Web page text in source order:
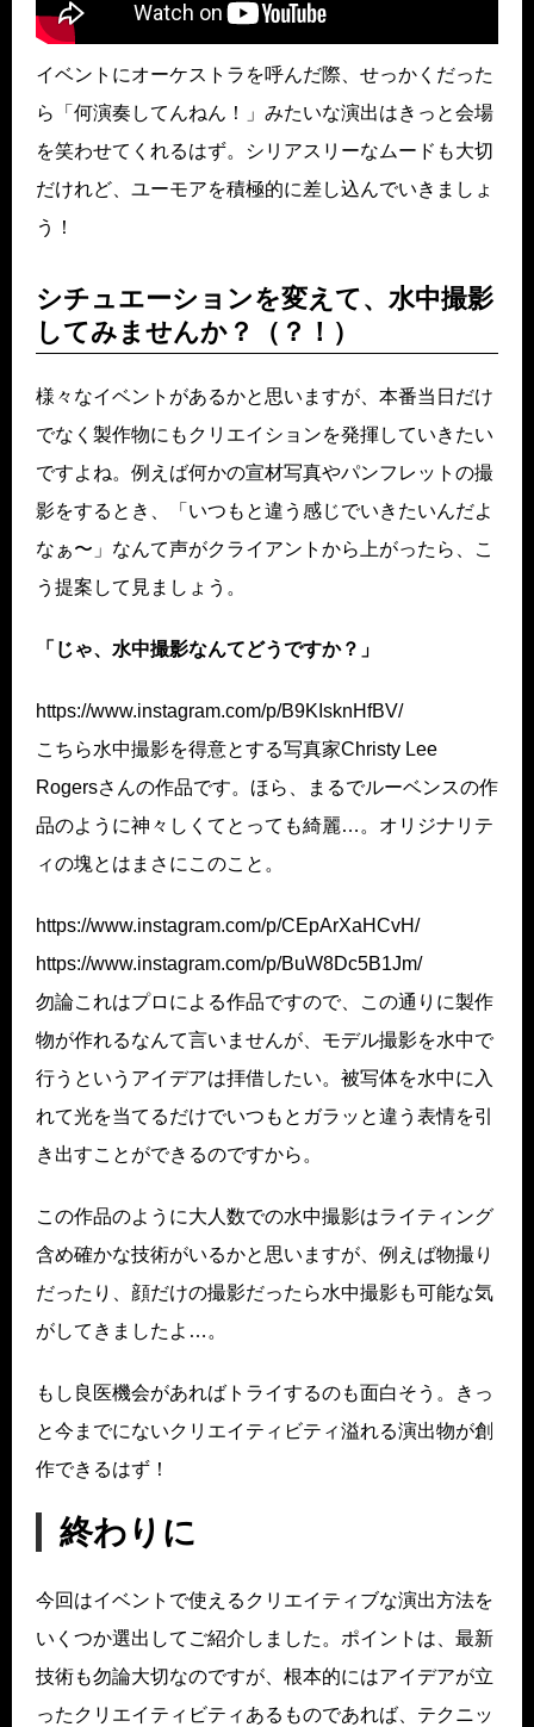
イベントにオーケストラを呼んだ際、せっかくだった
ら「何演奏してんねん！」みたいな演出はきっと会場
を笑わせてくれるはず。シリアスリーなムードも大切
だけれど、ユーモアを積極的に差し込んでいきましょ
う！
シチュエーションを変えて、水中撮影
してみませんか？（？！）
様々なイベントがあるかと思いますが、本番当日だけ
でなく製作物にもクリエイションを発揮していきたい
ですよね。例えば何かの宣材写真やパンフレットの撮
影をするとき、「いつもと違う感じでいきたいんだよ
なぁ〜」なんて声がクライアントから上がったら、こ
う提案して見ましょう。
「じゃ、水中撮影なんてどうですか？」
https://www.instagram.com/p/B9KIsknHfBV/
こちら水中撮影を得意とする写真家Christy Lee
Rogersさんの作品です。ほら、まるでルーベンスの作
品のように神々しくてとっても綺麗…。オリジナリテ
ィの塊とはまさにこのこと。
https://www.instagram.com/p/CEpArXaHCvH/
https://www.instagram.com/p/BuW8Dc5B1Jm/
勿論これはプロによる作品ですので、この通りに製作
物が作れるなんて言いませんが、モデル撮影を水中で
行うというアイデアは拝借したい。被写体を水中に入
れて光を当てるだけでいつもとガラッと違う表情を引
き出すことができるのですから。
この作品のように大人数での水中撮影はライティング
含め確かな技術がいるかと思いますが、例えば物撮り
だったり、顔だけの撮影だったら水中撮影も可能な気
がしてきましたよ…。
もし良医機会があればトライするのも面白そう。きっ
と今までにないクリエイティビティ溢れる演出物が創
作できるはず！
終わりに
今回はイベントで使えるクリエイティブな演出方法を
いくつか選出してご紹介しました。ポイントは、最新
技術も勿論大切なのですが、根本的にはアイデアが立
ったクリエイティビティあるものであれば、テクニッ